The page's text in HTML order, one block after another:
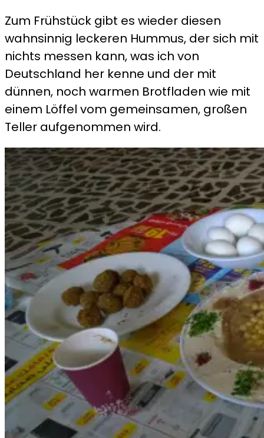
Zum Frühstück gibt es wieder diesen
wahnsinnig leckeren Hummus, der sich mit
nichts messen kann, was ich von
Deutschland her kenne und der mit
dünnen, noch warmen Brotfladen wie mit
einem Löffel vom gemeinsamen, großen
Teller aufgenommen wird.